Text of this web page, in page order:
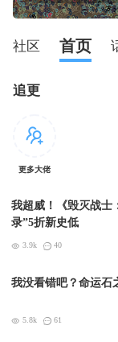
社区 首页
追更
更多大佬
我超威！《毁灭战士
录”5折新史低
3.9k 40
我没看错吧？命运石
5.8k 61